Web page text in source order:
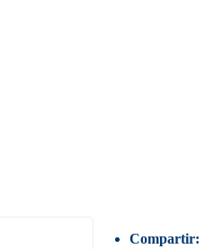
Compartir: